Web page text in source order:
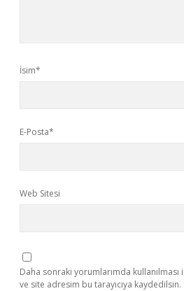
İsim*
E-Posta*
Web Sitesi
Daha sonraki yorumlarımda
ve site adresim bu tarayıcıya kaydedilsin.